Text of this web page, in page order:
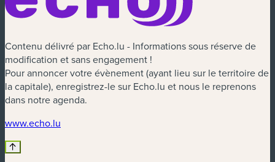
Contenu délivré par Echo.lu - Informations sous réserve de
modification et sans engagement !
Pour annoncer votre évènement (ayant lieu sur le territoire de
la capitale), enregistrez-le sur Echo.lu et nous le reprenons
dans notre agenda.
www.echo.lu